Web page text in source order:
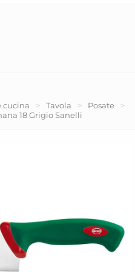
cucina > Tavola > Posate
>
18 Grigio Sanelli